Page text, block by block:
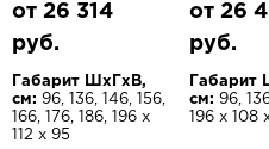
от 26 314
руб.
Габарит ШхГхВ,
см: 96, 136, 146, 156,
166, 176, 186, 196 х
112 х 95
от 26
руб.
Габарит
см: 96,
196 х 108